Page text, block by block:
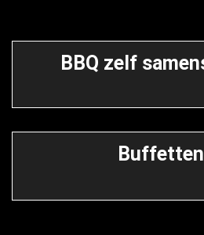
BBQ zelf
Buffetten